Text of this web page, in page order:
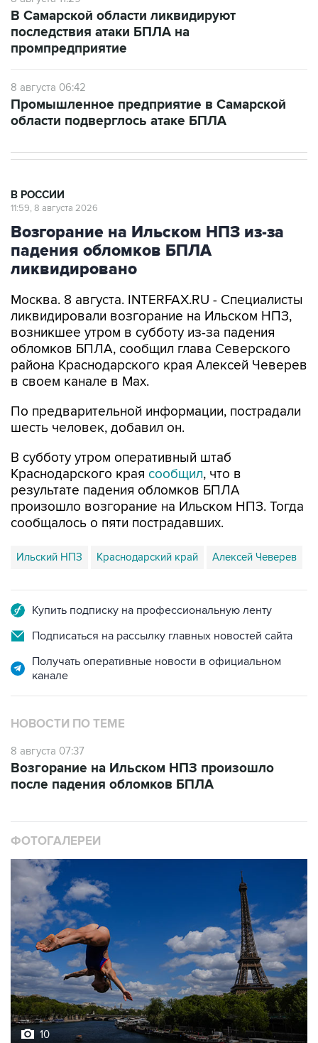
промпредприятие
8 августа 06:42
области подверглось атаке БПЛА
Возгорание на Ильском НПЗ из-за
падения обломков БПЛА
ликвидировано
Москва. 8 августа. INTERFAX.RU - Специалисты
возникшее утром в субботу из-за падения
обломков БПЛА, сообщил глава Северского
района Краснодарского края Алексей Чеверев
в своем канале в Max.
По предварительной информации, пострадали
В субботу утром оперативный штаб
результате падения обломков БПЛА
произошло возгорание на Ильском НПЗ. Тогда
сообщалось о пяти пострадавших.
Ильский НПЗ Краснодарский край Алексей Чеверев
Подписаться на рассылку главных новостей сайта
Получать оперативные новости в официальном
НОВОСТИ ПО ТЕМЕ
8 августа 07:37
после падения обломков БПЛА
10
Лучшие фото недели